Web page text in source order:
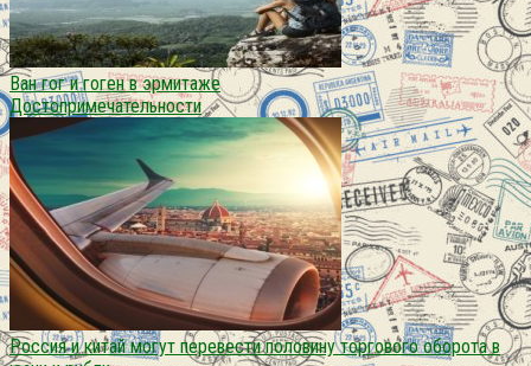
Ван гог и гоген в эрмитаже
Достопримечательности
Россия и китай могут перевести половину торгового оборота в